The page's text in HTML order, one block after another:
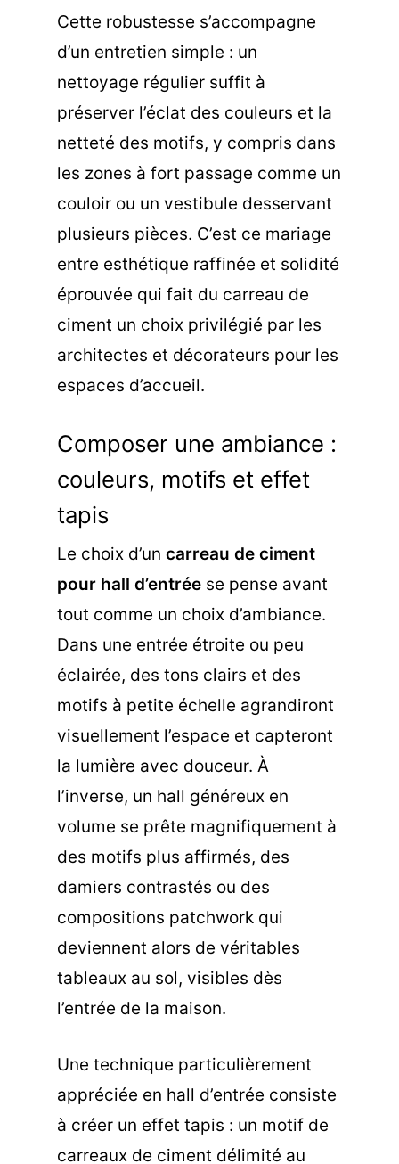
Cette robustesse s’accompagne
d’un entretien simple : un
nettoyage régulier suffit à
préserver l’éclat des couleurs et la
netteté des motifs, y compris dans
les zones à fort passage comme un
couloir ou un vestibule desservant
plusieurs pièces. C’est ce mariage
entre esthétique raffinée et solidité
éprouvée qui fait du carreau de
ciment un choix privilégié par les
architectes et décorateurs pour les
espaces d’accueil.
Composer une ambiance :
couleurs, motifs et effet
tapis
Le choix d’un carreau de ciment
pour hall d’entrée se pense avant
tout comme un choix d’ambiance.
Dans une entrée étroite ou peu
éclairée, des tons clairs et des
motifs à petite échelle agrandiront
visuellement l’espace et capteront
la lumière avec douceur. À
l’inverse, un hall généreux en
volume se prête magnifiquement à
des motifs plus affirmés, des
damiers contrastés ou des
compositions patchwork qui
deviennent alors de véritables
tableaux au sol, visibles dès
l’entrée de la maison.
Une technique particulièrement
appréciée en hall d’entrée consiste
à créer un effet tapis : un motif de
carreaux de ciment délimité au